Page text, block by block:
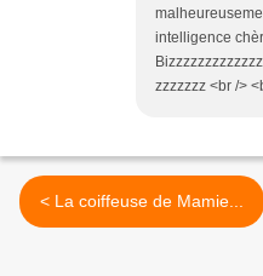
intelligence
zzzzzzz <br />
< La coiffeuse de Mamie...